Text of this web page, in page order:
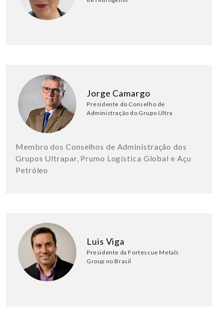
Jorge Camargo
Presidente do Conselho de
Administração do Grupo Ultra
Membro dos Conselhos de Administração dos
Grupos Ultrapar, Prumo Logística Global e Açu
Petróleo
Luis Viga
Presidente da Fortescue Metals
Group no Brasil